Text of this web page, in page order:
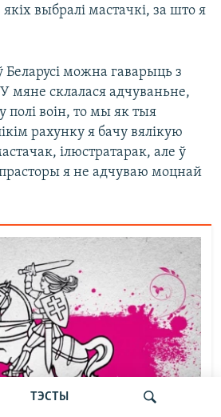
ТЭСТЫ
выбралі мастачкі, за што я
Беларусі можна гаварыць з
мяне склалася адчуваньне,
полі воін, то мы як тыя
рахунку я бачу вялікую
ілюстратарак, але ў
я не адчуваю моцнай